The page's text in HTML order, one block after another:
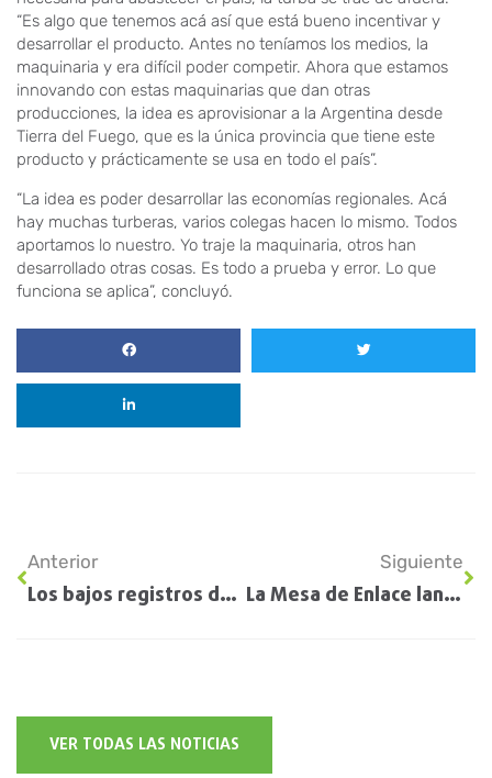
“Es algo que tenemos acá así que está bueno incentivar y
desarrollar el producto. Antes no teníamos los medios, la
maquinaria y era difícil poder competir. Ahora que estamos
innovando con estas maquinarias que dan otras
producciones, la idea es aprovisionar a la Argentina desde
Tierra del Fuego, que es la única provincia que tiene este
producto y prácticamente se usa en todo el país”.
“La idea es poder desarrollar las economías regionales. Acá
hay muchas turberas, varios colegas hacen lo mismo. Todos
aportamos lo nuestro. Yo traje la maquinaria, otros han
desarrollado otras cosas. Es todo a prueba y error. Lo que
funciona se aplica”, concluyó.
Anterior
Los bajos registros de lluvia en Santa Fe condicionan la cosecha de sorgo granífero y maíz
Siguiente
La Mesa de Enlace lanzó un paro nacional del campo por la falta de gasoil
VER TODAS LAS NOTICIAS